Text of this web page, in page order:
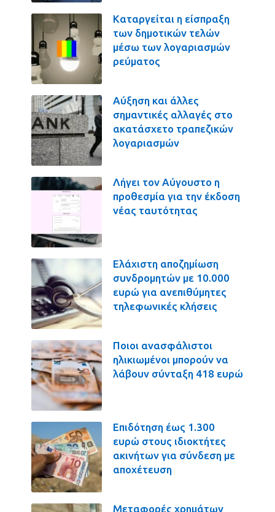
Καταργείται η είσπραξη
των δημοτικών τελών
μέσω των λογαριασμών
ρεύματος
Αύξηση και άλλες
σημαντικές αλλαγές στο
ακατάσχετο τραπεζικών
λογαριασμών
Λήγει τον Αύγουστο η
προθεσμία για την έκδοση
νέας ταυτότητας
Ελάχιστη αποζημίωση
συνδρομητών με 10.000
ευρώ για ανεπιθύμητες
τηλεφωνικές κλήσεις
Ποιοι ανασφάλιστοι
ηλικιωμένοι μπορούν να
λάβουν σύνταξη 418 ευρώ
Επιδότηση έως 1.300
ευρώ στους ιδιοκτήτες
ακινήτων για σύνδεση με
αποχέτευση
Μεταφορές χρημάτων